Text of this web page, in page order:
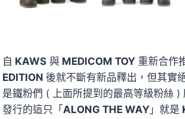
自 KAWS 與 MEDICOM TOY 重新合作
EDITION 後就不斷有新品釋出，但其實
是鐵粉們 ( 上面所提到的最高等級粉絲 )
發行的這只「 ALONG THE WAY 」就是